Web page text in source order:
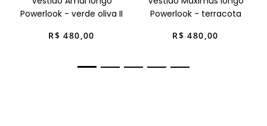
Powerlook - verde oliva II
R$ 480,00
Powerlook - terracota
R$ 480,00